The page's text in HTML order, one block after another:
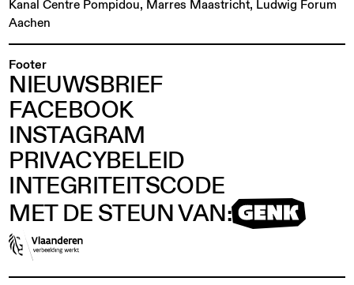
Kanal Centre Pompidou, Marres Maastricht, Ludwig Forum
Aachen
Footer
NIEUWSBRIEF
FACEBOOK
INSTAGRAM
PRIVACYBELEID
INTEGRITEITSCODE
MET DE STEUN VAN: